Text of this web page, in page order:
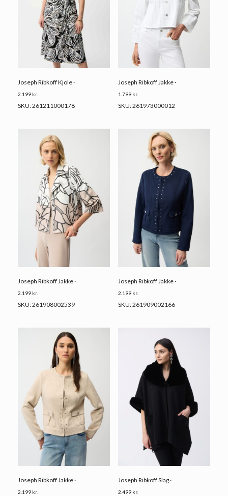
Joseph Ribkoff Kjole ·
2.199 kr.
SKU: 261211000178
Joseph Ribkoff Jakke ·
1.799 kr.
SKU: 261973000012
Joseph Ribkoff Jakke ·
2.199 kr.
SKU: 261908002539
Joseph Ribkoff Jakke ·
2.199 kr.
SKU: 261909002166
Joseph Ribkoff Jakke ·
2.199 kr.
Joseph Ribkoff Slag ·
2.499 kr.